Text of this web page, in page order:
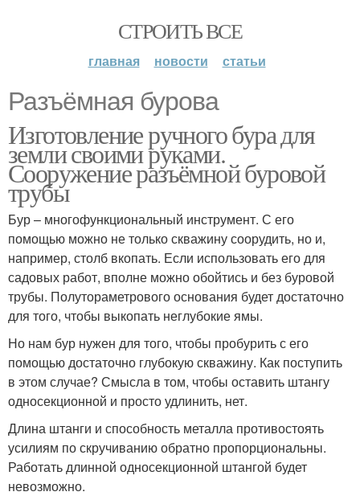
СТРОИТЬ ВСЕ
главная новости статьи
Разъёмная бурова
Изготовление ручного бура для
земли своими руками.
Сооружение разъёмной буровой
трубы
Бур – многофункциональный инструмент. С его
помощью можно не только скважину соорудить, но и,
например, столб вкопать. Если использовать его для
садовых работ, вполне можно обойтись и без буровой
трубы. Полутораметрового основания будет достаточно
для того, чтобы выкопать неглубокие ямы.
Но нам бур нужен для того, чтобы пробурить с его
помощью достаточно глубокую скважину. Как поступить
в этом случае? Смысла в том, чтобы оставить штангу
односекционной и просто удлинить, нет.
Длина штанги и способность металла противостоять
усилиям по скручиванию обратно пропорциональны.
Работать длинной односекционной штангой будет
невозможно.